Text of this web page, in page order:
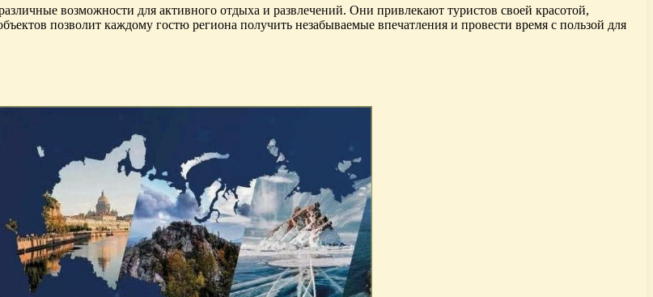
возможности для активного отдыха и развлечений. Они привлекают туристов своей красотой,
позволит каждому гостю региона получить незабываемые впечатления и провести время с пользой для